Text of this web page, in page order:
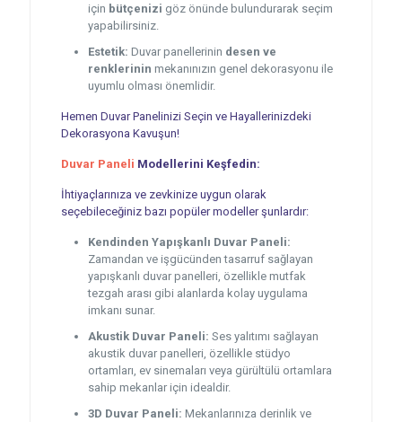
için bütçenizi göz önünde bulundurarak seçim
yapabilirsiniz.
Estetik: Duvar panellerinin desen ve
renklerinin mekanınızın genel dekorasyonu ile
uyumlu olması önemlidir.
Hemen Duvar Panelinizi Seçin ve Hayallerinizdeki
Dekorasyona Kavuşun!
Duvar Paneli Modellerini Keşfedin:
İhtiyaçlarınıza ve zevkinize uygun olarak
seçebileceğiniz bazı popüler modeller şunlardır:
Kendinden Yapışkanlı Duvar Paneli:
Zamandan ve işgücünden tasarruf sağlayan
yapışkanlı duvar panelleri, özellikle mutfak
tezgah arası gibi alanlarda kolay uygulama
imkanı sunar.
Akustik Duvar Paneli: Ses yalıtımı sağlayan
akustik duvar panelleri, özellikle stüdyo
ortamları, ev sinemaları veya gürültülü ortamlara
sahip mekanlar için idealdir.
3D Duvar Paneli: Mekanlarınıza derinlik ve